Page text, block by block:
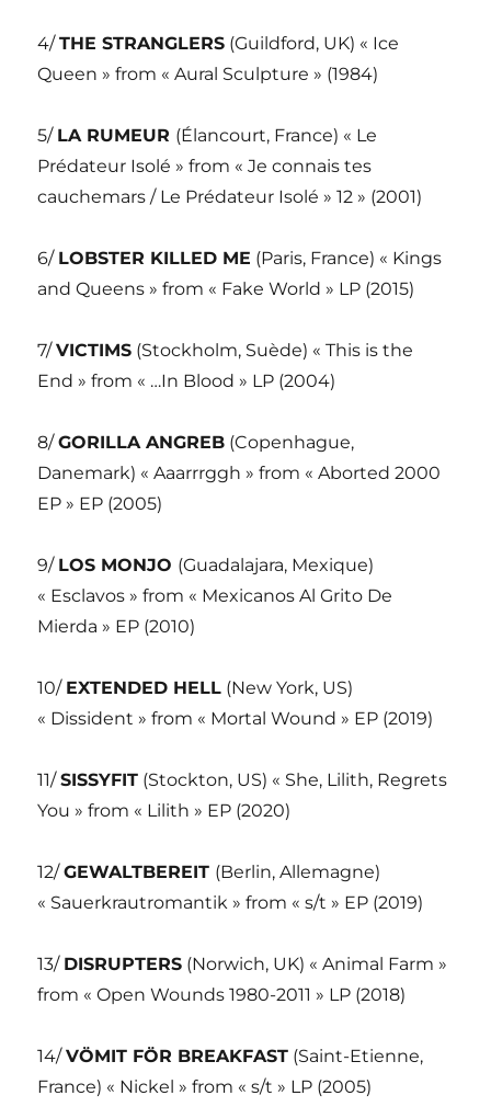
4/THE STRANGLERS (Guildford, UK) « Ice
Queen » from « Aural Sculpture » (1984)
5/ LA RUMEUR (Élancourt, France) « Le
Prédateur Isolé » from « Je connais tes
cauchemars / Le Prédateur Isolé » 12 » (2001)
6/ LOBSTER KILLED ME (Paris, France) « Kings
and Queens » from « Fake World » LP (2015)
7/VICTIMS (Stockholm, Suède) « This is the
End » from « …In Blood » LP (2004)
8/GORILLA ANGREB (Copenhague,
Danemark) « Aaarrrggh » from « Aborted 2000
EP » EP (2005)
9/ LOS MONJO (Guadalajara, Mexique)
« Esclavos » from « Mexicanos Al Grito De
Mierda » EP (2010)
10/ EXTENDED HELL (New York, US)
« Dissident » from « Mortal Wound » EP (2019)
11/SISSYFIT (Stockton, US) « She, Lilith, Regrets
You » from « Lilith » EP (2020)
12/GEWALTBEREIT (Berlin, Allemagne)
« Sauerkrautromantik » from « s/t » EP (2019)
13/ DISRUPTERS (Norwich, UK) « Animal Farm »
from « Open Wounds 1980-2011 » LP (2018)
14/VÖMIT FÖR BREAKFAST (Saint-Etienne,
France) « Nickel » from « s/t » LP (2005)